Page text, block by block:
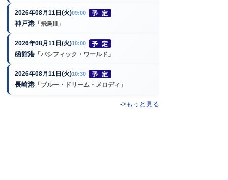
2026年08月11日(火)09:00
神戸港 「飛鳥III」
2026年08月11日(火)10:00
函館港 「パシフィック・ワールド」
2026年08月11日(火)10:30
長崎港 「ブルー・ドリーム・メロディ」
->もっと見る